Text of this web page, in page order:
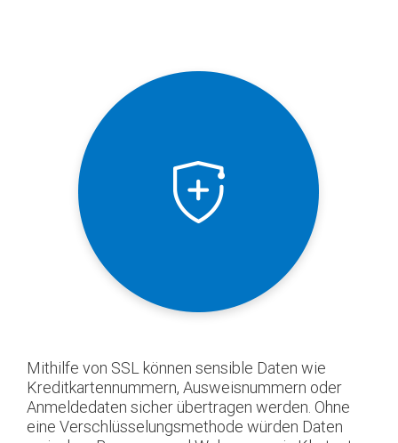
Mithilfe von SSL können sensible Daten wie
Kreditkartennummern, Ausweisnummern oder
Anmeldedaten sicher übertragen werden. Ohne
eine Verschlüsselungsmethode würden Daten